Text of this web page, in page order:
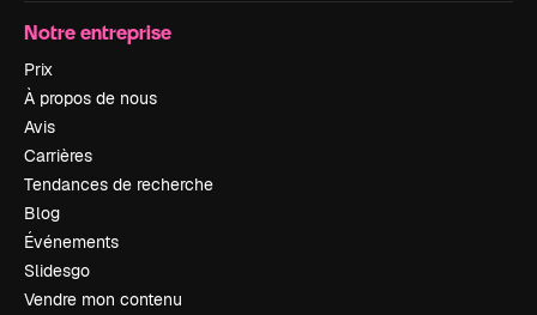
Notre entreprise
Prix
À propos de nous
Avis
Carrières
Tendances de recherche
Blog
Événements
Slidesgo
Vendre mon contenu